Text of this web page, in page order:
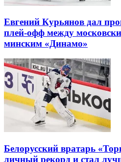
Евгений Курьянов дал
плей-офф между
минским «Динамо»
Белорусский вратарь
личный рекорд и стал